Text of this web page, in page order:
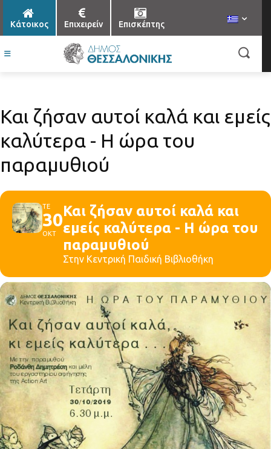
Κάτοικος Επιχειρείν Επισκέπτης
Και ζήσαν αυτοί καλά και εμείς
καλύτερα - Η ώρα του
παραμυθιού
ΤΕ
30
ΟΚΤ
Και ζήσαν αυτοί καλά και
εμείς καλύτερα - Η ώρα του
παραμυθιού
Στην Κεντρική Παιδική Βιβλιοθήκη